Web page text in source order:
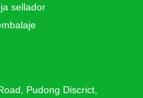
sellador
Pudong Discrict,